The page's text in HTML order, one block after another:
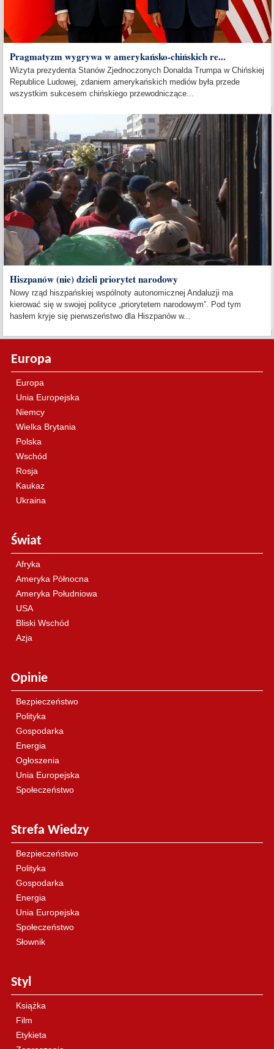
Pragmatyzm wygrywa w amerykańsko-chińskich re...
Wizyta prezydenta Stanów Zjednoczonych Donalda Trumpa w Chińskiej
Republice Ludowej, zdaniem amerykańskich mediów była przede
wszystkim sukcesem chińskiego przewodniczące...
Hiszpanów (nie) dzieli priorytet narodowy
Nowy rząd hiszpańskiej wspólnoty autonomicznej Andaluzji ma
kierować się w swojej polityce „priorytetem narodowym”. Pod tym
hasłem kryje się pierwszeństwo dla Hiszpanów w...
Europa
Europa
Unia Europejska
Niemcy
Wielka Brytania
Polska
Wschód
Rosja
Kaukaz
Ukraina
Świat
Afryka
Ameryka Północna
Ameryka Południowa
USA
Bliski Wschód
Azja
Opinie
Bezpieczeństwo
Polityka
Gospodarka
Energia
Ogłoszenia
Unia Europejska
Społeczeństwo
Strefa Wiedzy
Bezpieczeństwo
Polityka
Gospodarka
Energia
Unia Europejska
Społeczeństwo
Słownik
Styl
Książka
Film
Etykieta